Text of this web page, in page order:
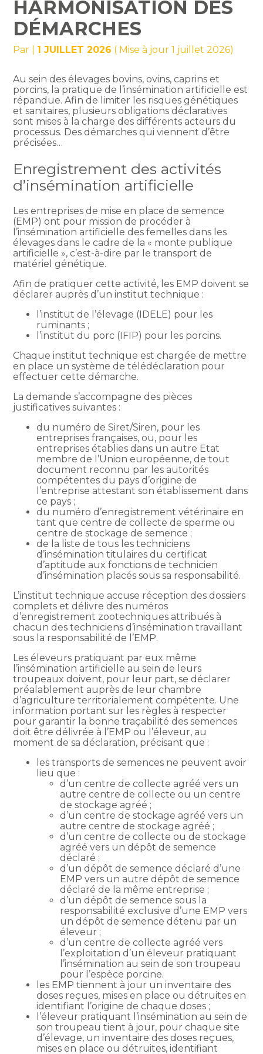
HARMONISATION DES
DÉMARCHES
Par 1 JUILLET 2026 ( Mise à jour 1 juillet 2026)
Au sein des élevages bovins, ovins, caprins et
porcins, la pratique de l’insémination artificielle est
répandue. Afin de limiter les risques génétiques
et sanitaires, plusieurs obligations déclaratives
sont mises à la charge des différents acteurs du
processus. Des démarches qui viennent d’être
précisées…
Enregistrement des activités
d’insémination artificielle
Les entreprises de mise en place de semence
(EMP) ont pour mission de procéder à
l’insémination artificielle des femelles dans les
élevages dans le cadre de la « monte publique
artificielle », c’est-à-dire par le transport de
matériel génétique.
Afin de pratiquer cette activité, les EMP doivent se
déclarer auprès d’un institut technique :
l’institut de l’élevage (IDELE) pour les
ruminants ;
l’institut du porc (IFIP) pour les porcins.
Chaque institut technique est chargée de mettre
en place un système de télédéclaration pour
effectuer cette démarche.
La demande s’accompagne des pièces
justificatives suivantes :
du numéro de Siret/Siren, pour les
entreprises françaises, ou, pour les
entreprises établies dans un autre Etat
membre de l’Union européenne, de tout
document reconnu par les autorités
compétentes du pays d’origine de
l’entreprise attestant son établissement dans
ce pays ;
du numéro d’enregistrement vétérinaire en
tant que centre de collecte de sperme ou
centre de stockage de semence ;
de la liste de tous les techniciens
d’insémination titulaires du certificat
d’aptitude aux fonctions de technicien
d’insémination placés sous sa responsabilité.
L’institut technique accuse réception des dossiers
complets et délivre des numéros
d’enregistrement zootechniques attribués à
chacun des techniciens d’insémination travaillant
sous la responsabilité de l’EMP.
Les éleveurs pratiquant par eux même
l’insémination artificielle au sein de leurs
troupeaux doivent, pour leur part, se déclarer
préalablement auprès de leur chambre
d’agriculture territorialement compétente. Une
information portant sur les règles à respecter
pour garantir la bonne traçabilité des semences
doit être délivrée à l’EMP ou l’éleveur, au
moment de sa déclaration, précisant que :
les transports de semences ne peuvent avoir
lieu que :
d’un centre de collecte agréé vers un
autre centre de collecte ou un centre
de stockage agréé ;
d’un centre de stockage agréé vers un
autre centre de stockage agréé ;
d’un centre de collecte ou de stockage
agréé vers un dépôt de semence
déclaré ;
d’un dépôt de semence déclaré d’une
EMP vers un autre dépôt de semence
déclaré de la même entreprise ;
d’un dépôt de semence sous la
responsabilité exclusive d’une EMP vers
un dépôt de semence détenu par un
éleveur ;
d’un centre de collecte agréé vers
l’exploitation d’un éleveur pratiquant
l’insémination au sein de son troupeau
pour l’espèce porcine.
les EMP tiennent à jour un inventaire des
doses reçues, mises en place ou détruites en
identifiant l’origine de chaque doses ;
l’éleveur pratiquant l’insémination au sein de
son troupeau tient à jour, pour chaque site
d’élevage, un inventaire des doses reçues,
mises en place ou détruites, identifiant